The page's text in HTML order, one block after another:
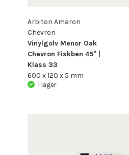
Arbiton Amaron
Chevron
Vinylgolv Menor Oak
Chevron Fiskben 45° |
Klass 33
600 x 120 x 5 mm
I lager